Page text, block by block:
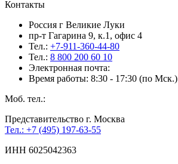
Контакты
Россия г Великие Луки
пр-т Гагарина 9, к.1, офис 4
Тел.: +7-911-360-44-80
Тел.: 8 800 200 60 10
Электронная почта:
Время работы: 8:30 - 17:30 (по Мск.)
Моб. тел.:
Представительство г. Москва
Тел.: +7 (495) 197-63-55
ИНН 6025042363